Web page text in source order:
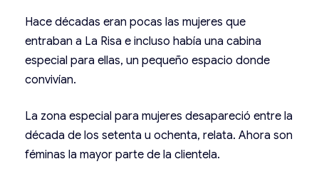
Hace décadas eran pocas las mujeres que
entraban a La Risa e incluso había una cabina
especial para ellas, un pequeño espacio donde
convivían.
La zona especial para mujeres desapareció entre la
década de los setenta u ochenta, relata. Ahora son
féminas la mayor parte de la clientela.